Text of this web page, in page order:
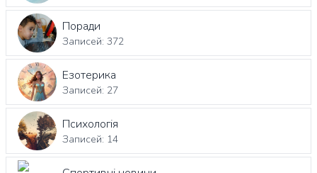
Поради
Записей: 372
Езотерика
Записей: 27
Психологія
Записей: 14